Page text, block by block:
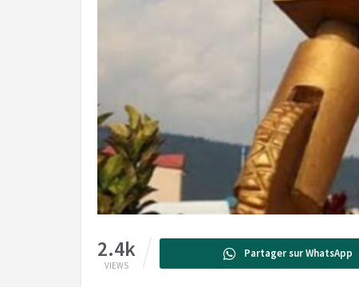
2.4k
VIEWS
Partager sur WhatsApp